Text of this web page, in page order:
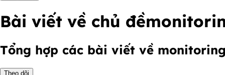
Bài viết về chủ đề
Tổng hợp các bài viết về
Theo dõi